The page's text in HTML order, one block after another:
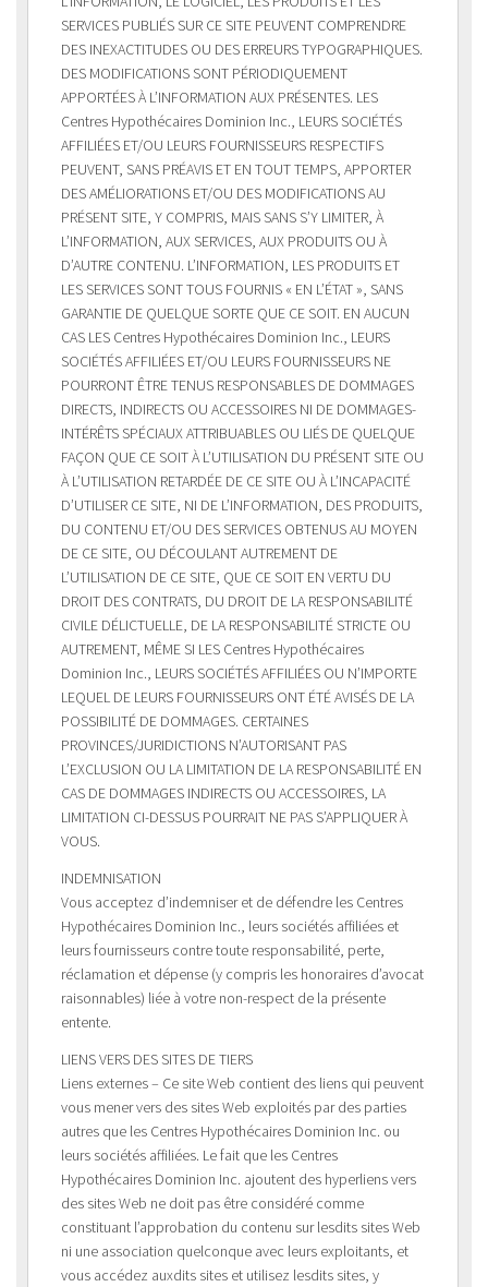
SERVICES PUBLIÉS SUR CE SITE PEUVENT COMPRENDRE
DES INEXACTITUDES OU DES ERREURS TYPOGRAPHIQUES.
DES MODIFICATIONS SONT PÉRIODIQUEMENT
APPORTÉES À L’INFORMATION AUX PRÉSENTES. LES
Centres Hypothécaires Dominion Inc., LEURS SOCIÉTÉS
AFFILIÉES ET/OU LEURS FOURNISSEURS RESPECTIFS
PEUVENT, SANS PRÉAVIS ET EN TOUT TEMPS, APPORTER
DES AMÉLIORATIONS ET/OU DES MODIFICATIONS AU
PRÉSENT SITE, Y COMPRIS, MAIS SANS S’Y LIMITER, À
L’INFORMATION, AUX SERVICES, AUX PRODUITS OU À
D’AUTRE CONTENU. L’INFORMATION, LES PRODUITS ET
LES SERVICES SONT TOUS FOURNIS « EN L’ÉTAT », SANS
GARANTIE DE QUELQUE SORTE QUE CE SOIT. EN AUCUN
CAS LES Centres Hypothécaires Dominion Inc., LEURS
SOCIÉTÉS AFFILIÉES ET/OU LEURS FOURNISSEURS NE
POURRONT ÊTRE TENUS RESPONSABLES DE DOMMAGES
DIRECTS, INDIRECTS OU ACCESSOIRES NI DE DOMMAGES-
INTÉRÊTS SPÉCIAUX ATTRIBUABLES OU LIÉS DE QUELQUE
FAÇON QUE CE SOIT À L’UTILISATION DU PRÉSENT SITE OU
À L’UTILISATION RETARDÉE DE CE SITE OU À L’INCAPACITÉ
D’UTILISER CE SITE, NI DE L’INFORMATION, DES PRODUITS,
DU CONTENU ET/OU DES SERVICES OBTENUS AU MOYEN
DE CE SITE, OU DÉCOULANT AUTREMENT DE
L’UTILISATION DE CE SITE, QUE CE SOIT EN VERTU DU
DROIT DES CONTRATS, DU DROIT DE LA RESPONSABILITÉ
CIVILE DÉLICTUELLE, DE LA RESPONSABILITÉ STRICTE OU
AUTREMENT, MÊME SI LES Centres Hypothécaires
Dominion Inc., LEURS SOCIÉTÉS AFFILIÉES OU N’IMPORTE
LEQUEL DE LEURS FOURNISSEURS ONT ÉTÉ AVISÉS DE LA
POSSIBILITÉ DE DOMMAGES. CERTAINES
PROVINCES/JURIDICTIONS N’AUTORISANT PAS
L’EXCLUSION OU LA LIMITATION DE LA RESPONSABILITÉ EN
CAS DE DOMMAGES INDIRECTS OU ACCESSOIRES, LA
LIMITATION CI-DESSUS POURRAIT NE PAS S’APPLIQUER À
VOUS.
INDEMNISATION
Vous acceptez d’indemniser et de défendre les Centres
Hypothécaires Dominion Inc., leurs sociétés affiliées et
leurs fournisseurs contre toute responsabilité, perte,
réclamation et dépense (y compris les honoraires d’avocat
raisonnables) liée à votre non-respect de la présente
entente.
LIENS VERS DES SITES DE TIERS
Liens externes – Ce site Web contient des liens qui peuvent
vous mener vers des sites Web exploités par des parties
autres que les Centres Hypothécaires Dominion Inc. ou
leurs sociétés affiliées. Le fait que les Centres
Hypothécaires Dominion Inc. ajoutent des hyperliens vers
des sites Web ne doit pas être considéré comme
constituant l’approbation du contenu sur lesdits sites Web
ni une association quelconque avec leurs exploitants, et
vous accédez auxdits sites et utilisez lesdits sites, y